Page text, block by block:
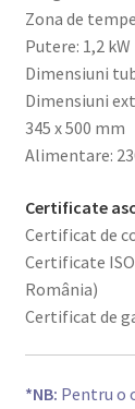
Zona de
Putere: 1,2 kW
Dimensiuni
Dimensiuni
345 x 500 mm
Alimentare:
Certificate
Certificat de
Certificate
România)
Certificat de
*NB: Pentru o